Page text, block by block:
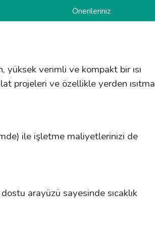
Önerileriniz
verimli ve kompakt bir ısı
projeleri ve özellikle yerden ısıtma
ile işletme maliyetlerinizi de
arayüzü sayesinde sıcaklık